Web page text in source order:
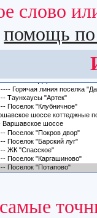
слово
помощь
самые